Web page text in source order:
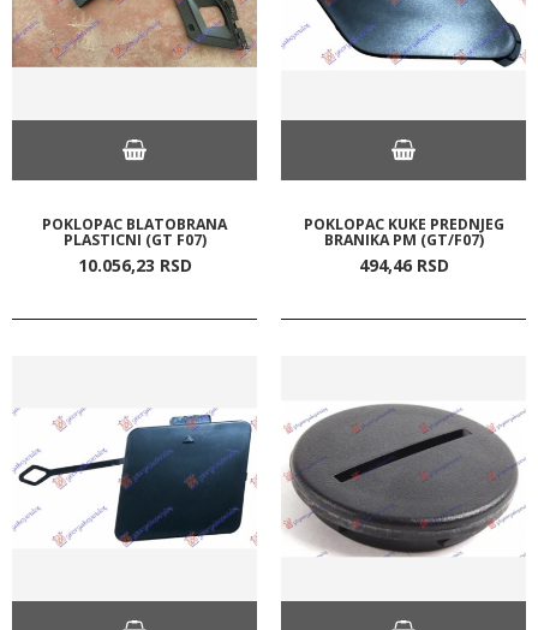
POKLOPAC BLATOBRANA
PLASTICNI (GT F07)
10.056,23 RSD
POKLOPAC KUKE PREDNJEG
BRANIKA PM (GT/F07)
494,46 RSD